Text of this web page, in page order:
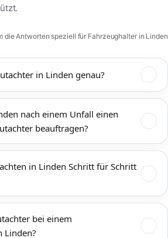
die Antworten speziell für Fahrzeughalter in Linden
in Linden genau?
und wirtschaftlichen Zustand Ihres
Reparaturkosten,
Restwert und mögliche
Rechtsanwälten und Gerichten
Gutachter arbeitet unabhängig, ist
gebunden und vertritt ausschließlich
in Linden und – wenn nötig –
nach einem Unfall einen
beauftragen?
mehr als ein offensichtlicher
oder die tatsächliche Schadenshöhe
für Unfälle im Innenstadtbereich von
in Linden Schritt für Schritt
– auf Wunsch bei Ihnen zu Hause, in
bei einem
Linden?